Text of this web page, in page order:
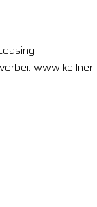
www.kellner-